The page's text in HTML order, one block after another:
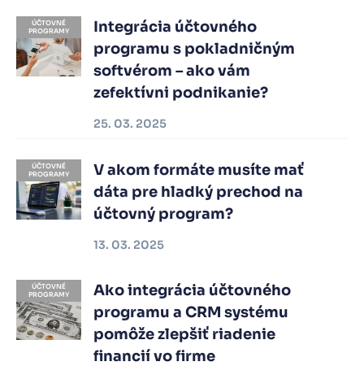
ÚČTOVNÉ
PROGRAMY
Integrácia účtovného
programu s pokladničným
softvérom – ako vám
zefektívni podnikanie?
25. 03. 2025
ÚČTOVNÉ
PROGRAMY
V akom formáte musíte mať
dáta pre hladký prechod na
účtovný program?
13. 03. 2025
ÚČTOVNÉ
PROGRAMY
Ako integrácia účtovného
programu a CRM systému
pomôže zlepšiť riadenie
financií vo firme